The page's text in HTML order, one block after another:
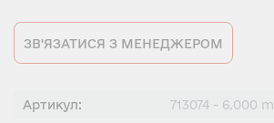
ЗВ'ЯЗАТИСЯ З МЕНЕДЖЕРОМ
Артикул:
713074 - 6.000 m